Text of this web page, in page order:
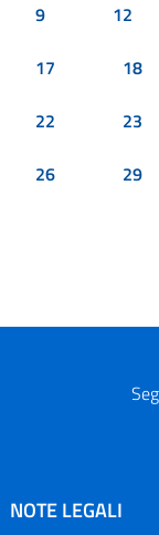
9
12
17
18
22
23
26
29
NOTE LEGALI